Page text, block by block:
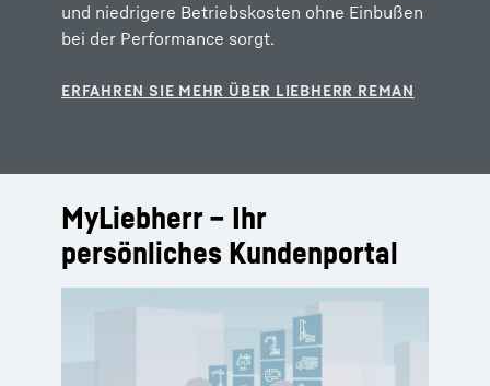
und niedrigere Betriebskosten ohne Einbußen
bei der Performance sorgt.
MyLiebherr – Ihr
persönliches Kundenportal